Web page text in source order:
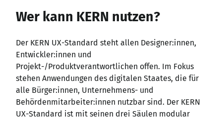
Wer kann KERN nutzen?
Der KERN UX-Standard steht allen Designer:innen,
Entwickler:innen und
Projekt-/Produktverantwortlichen offen. Im Fokus
stehen Anwendungen des digitalen Staates, die für
alle Bürger:innen, Unternehmens- und
Behördenmitarbeiter:innen nutzbar sind. Der KERN
UX-Standard ist mit seinen drei Säulen modular